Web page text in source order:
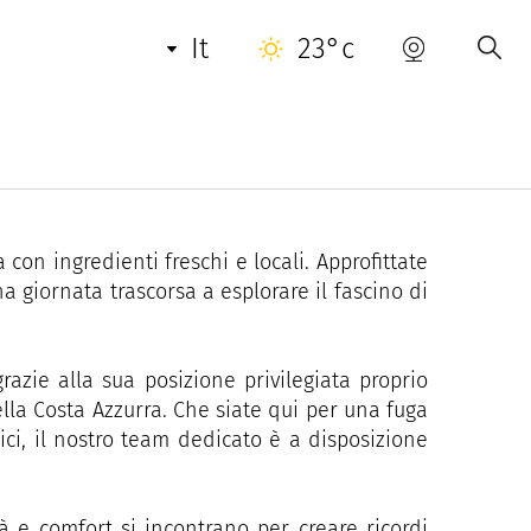
it 23°c
Lou Mare vi accoglie per un soggiorno
ingredienti freschi e locali. Approfittate
giornata trascorsa a esplorare il fascino di
alla sua posizione privilegiata proprio
Costa Azzurra. Che siate qui per una fuga
il nostro team dedicato è a disposizione